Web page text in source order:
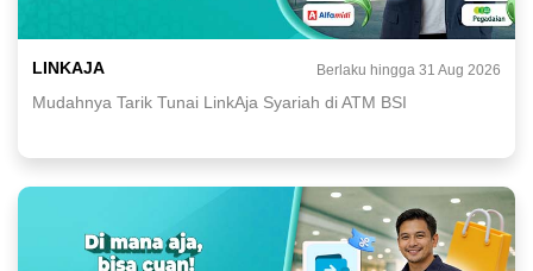
LINKAJA Berlaku hingga 31 Aug 2026
Mudahnya Tarik Tunai LinkAja Syariah di ATM BSI